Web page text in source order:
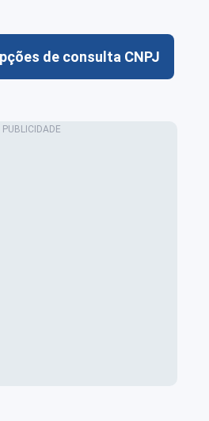
de consulta CNPJ